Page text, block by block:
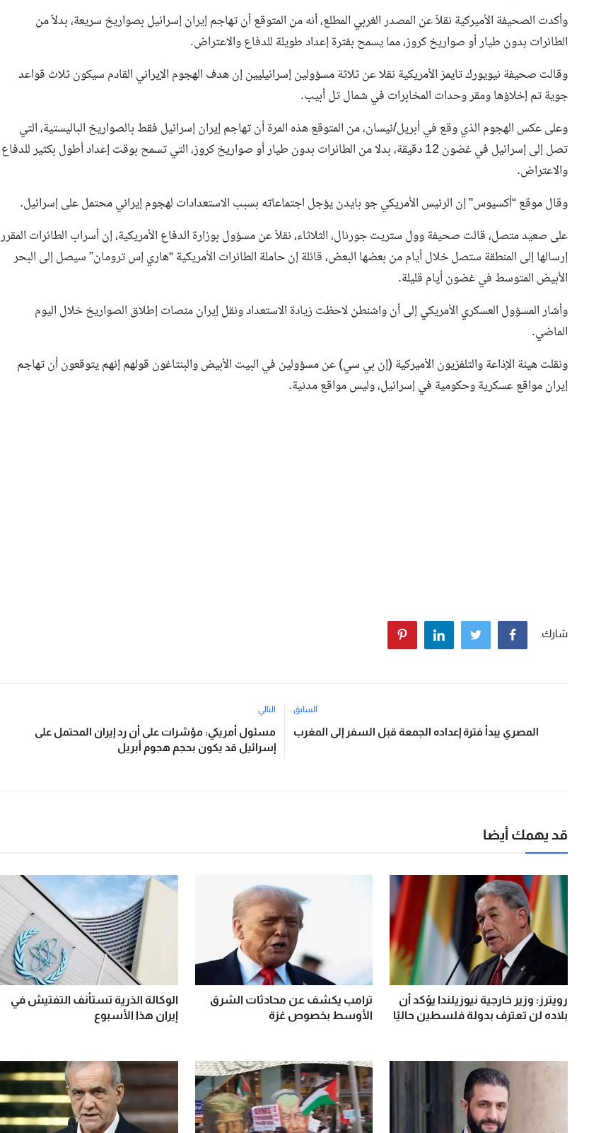
وأكدت الصحيفة الأميركية نقلاً عن المصدر الغربي المطلع، أنه من المتوقع أن تهاجم إيران إسرائيل بصواريخ سريعة، بدلاً من
الطائرات بدون طيار أو صواريخ كروز، مما يسمح بفترة إعداد طويلة للدفاع والاعتراض.
وقالت صحيفة نيويورك تايمز الأمريكية نقلا عن ثلاثة مسؤولين إسرائيليين إن هدف الهجوم الإيراني القادم سيكون ثلاث قواعد
جوية تم إخلاؤها ومقر وحدات المخابرات في شمال تل أبيب.
وعلى عكس الهجوم الذي وقع في أبريل/نيسان، من المتوقع هذه المرة أن تهاجم إيران إسرائيل فقط بالصواريخ الباليستية، التي
تصل إلى إسرائيل في غضون 12 دقيقة، بدلا من الطائرات بدون طيار أو صواريخ كروز، التي تسمح بوقت إعداد أطول بكثير للدفاع
والاعتراض.
وقال موقع “أكسيوس” إن الرئيس الأمريكي جو بايدن يؤجل اجتماعاته بسبب الاستعدادات لهجوم إيراني محتمل على إسرائيل.
على صعيد متصل، قالت صحيفة وول ستريت جورنال، الثلاثاء، نقلاً عن مسؤول بوزارة الدفاع الأمريكية، إن أسراب الطائرات المقرر
إرسالها إلى المنطقة ستصل خلال أيام من بعضها البعض، قائلة إن حاملة الطائرات الأمريكية “هاري إس ترومان” سيصل إلى البحر
الأبيض المتوسط في غضون أيام قليلة.
وأشار المسؤول العسكري الأمريكي إلى أن واشنطن لاحظت زيادة الاستعداد ونقل إيران منصات إطلاق الصواريخ خلال اليوم
الماضي.
ونقلت هيئة الإذاعة والتلفزيون الأميركية (إن بي سي) عن مسؤولين في البيت الأبيض والبنتاغون قولهم إنهم يتوقعون أن تهاجم
إيران مواقع عسكرية وحكومية في إسرائيل، وليس مواقع مدنية.
شارك
السابق
المصري يبدأ فترة إعداده الجمعة قبل السفر إلى المغرب
التالي
مسئول أمريكي: مؤشرات على أن رد إيران المحتمل على
إسرائيل قد يكون بحجم هجوم أبريل
قد يهمك أيضا
رويترز: وزير خارجية نيوزيلندا يؤكد أن
بلاده لن تعترف بدولة فلسطين حاليًا
ترامب يكشف عن محادثات الشرق
الأوسط بخصوص غزة
الوكالة الذرية تستأنف التفتيش في
إيران هذا الأسبوع